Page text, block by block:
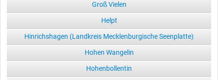
Groß Vielen
Helpt
Hinrichshagen (Landkreis Mecklenburgische Seenplatte)
Hohen Wangelin
Hohenbollentin